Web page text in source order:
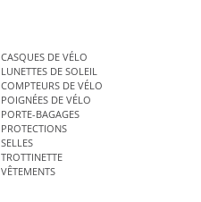
CASQUES DE VÉLO
LUNETTES DE SOLEIL
COMPTEURS DE VÉLO
POIGNÉES DE VÉLO
PORTE-BAGAGES
PROTECTIONS
SELLES
TROTTINETTE
VÊTEMENTS